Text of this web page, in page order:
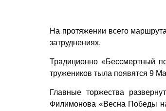
На протяжении всего
затруднениях.
Традиционно «Бессмертный
тружеников тыла появятся 9
Главные торжества
Филимонова «Весна Победы